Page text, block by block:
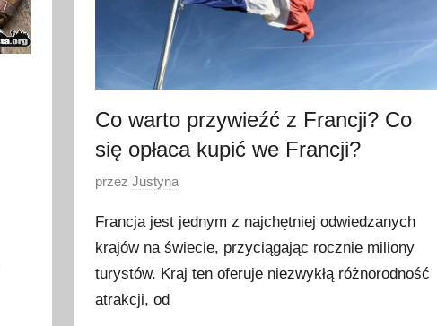
Co warto przywieźć z Francji? Co
się opłaca kupić we Francji?
O
u
b
l
i
przezJustyna
Francja jest jednym z najchętniej odwiedzanych
krajów na świecie, przyciągając rocznie miliony
turystów. Kraj ten oferuje niezwykłą różnorodność
atrakcji, od